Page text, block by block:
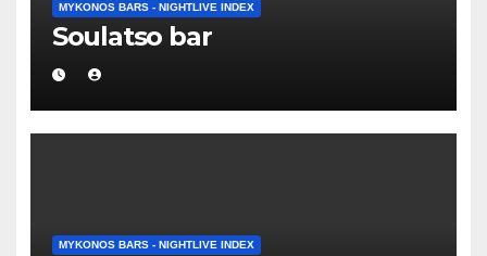
MYKONOS BARS - NIGHTLIVE INDEX
Soulatso bar
MYKONOS BARS - NIGHTLIVE INDEX